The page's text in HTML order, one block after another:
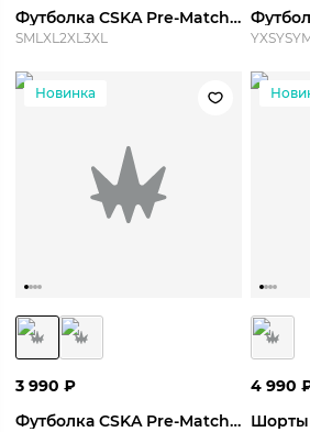
Футболка CSKA Pre-Match Top 26/27
SMLXL2XL3XL YXSYS
Новинка
3 990 ₽
Футболка CSKA Pre-Match Top 26/27
4 990